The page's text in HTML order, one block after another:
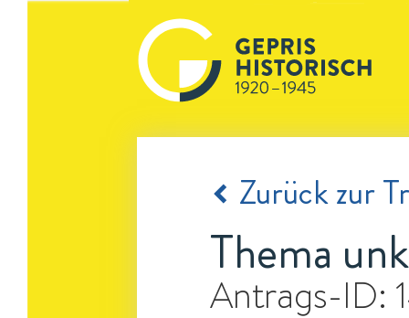
Zurück zur
Thema
Antrags-ID: